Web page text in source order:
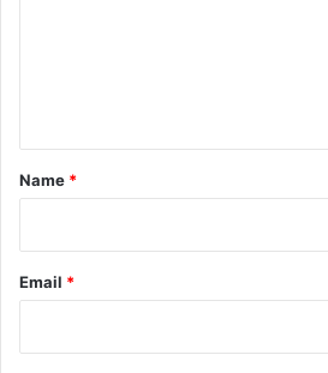
*
Name *
Email *